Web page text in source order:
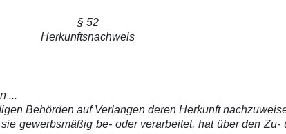
§ 52
Herkunftsnachweis
...
Behörden auf Verlangen deren Herkunft
gewerbsmäßig be- oder verarbeitet, hat über den